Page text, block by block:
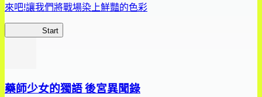
來吧!讓我們將戰場染上鮮豔的色彩
Start
藥師少女的獨語 後宮異聞錄